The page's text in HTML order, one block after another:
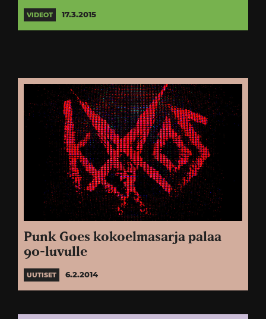
VIDEOT 17.3.2015
Punk Goes kokoelmasarja palaa
90-luvulle
UUTISET 6.2.2014